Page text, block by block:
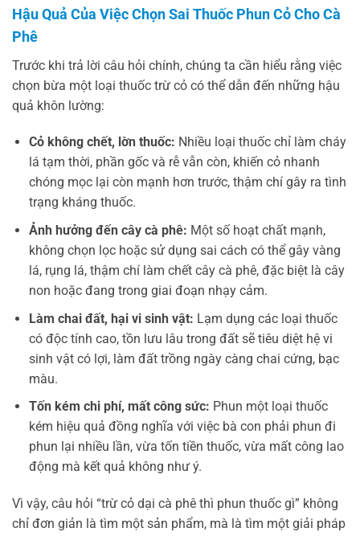
Hậu Quả Của Việc Chọn Sai Thuốc Phun Cỏ Cho Cà
Phê
Trước khi trả lời câu hỏi chính, chúng ta cần hiểu rằng việc
chọn bừa một loại thuốc trừ cỏ có thể dẫn đến những hậu
quả khôn lường:
Cỏ không chết, lờn thuốc: Nhiều loại thuốc chỉ làm cháy
lá tạm thời, phần gốc và rễ vẫn còn, khiến cỏ nhanh
chóng mọc lại còn mạnh hơn trước, thậm chí gây ra tình
trạng kháng thuốc.
Ảnh hưởng đến cây cà phê: Một số hoạt chất mạnh,
không chọn lọc hoặc sử dụng sai cách có thể gây vàng
lá, rụng lá, thậm chí làm chết cây cà phê, đặc biệt là cây
non hoặc đang trong giai đoạn nhạy cảm.
Làm chai đất, hại vi sinh vật: Lạm dụng các loại thuốc
có độc tính cao, tồn lưu lâu trong đất sẽ tiêu diệt hệ vi
sinh vật có lợi, làm đất trồng ngày càng chai cứng, bạc
màu.
Tốn kém chi phí, mất công sức: Phun một loại thuốc
kém hiệu quả đồng nghĩa với việc bà con phải phun đi
phun lại nhiều lần, vừa tốn tiền thuốc, vừa mất công lao
động mà kết quả không như ý.
Vì vậy, câu hỏi “trừ cỏ dại cà phê thì phun thuốc gì” không
chỉ đơn giản là tìm một sản phẩm, mà là tìm một giải pháp